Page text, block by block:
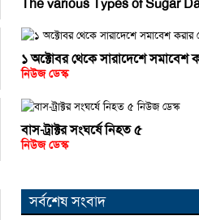
The various Types of Sugar
১ অক্টোবর থেকে সারাদেশে সমাবেশ
নিউজ ডেস্ক
বাস-ট্রাক্টর সংঘর্ষে নিহত ৫
নিউজ ডেস্ক
সর্বশেষ সংবাদ